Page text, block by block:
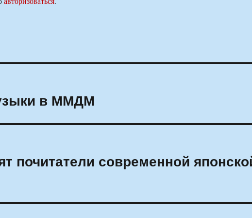
в ММДМ
почитатели современной